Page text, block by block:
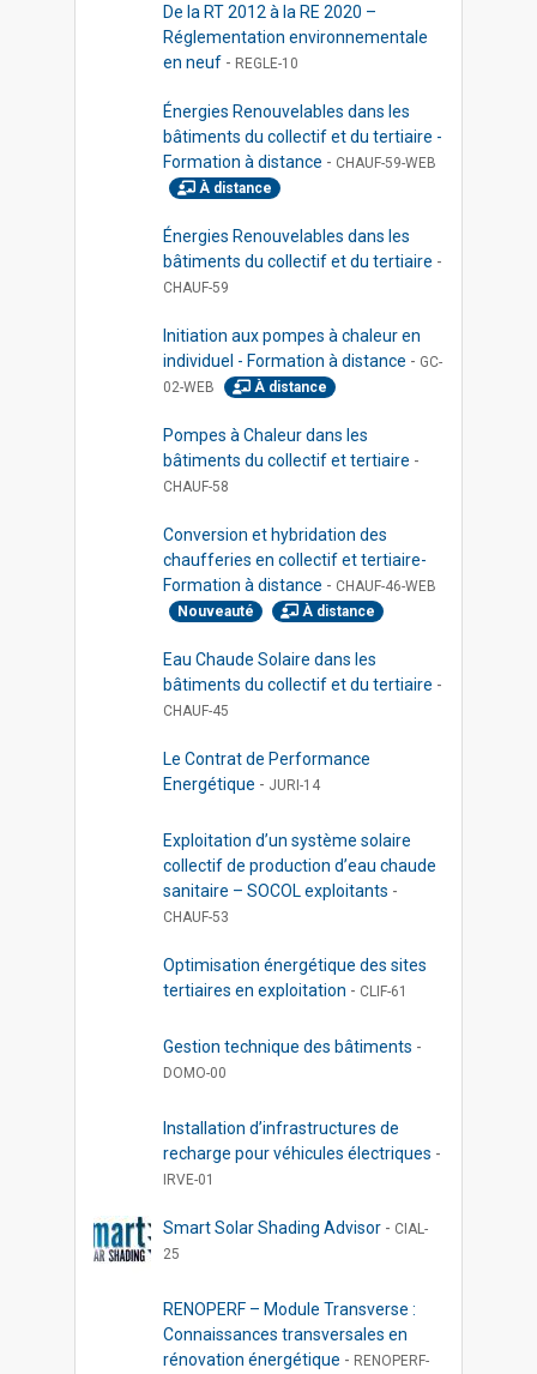
De la RT 2012 à la RE 2020 –
Réglementation environnementale
en neuf - REGLE-10
Énergies Renouvelables dans les
bâtiments du collectif et du tertiaire -
Formation à distance - CHAUF-59-WEB
À distance
Énergies Renouvelables dans les
bâtiments du collectif et du tertiaire -
CHAUF-59
Initiation aux pompes à chaleur en
individuel - Formation à distance - GC-
02-WEB
À distance
Pompes à Chaleur dans les
bâtiments du collectif et tertiaire -
CHAUF-58
Conversion et hybridation des
chaufferies en collectif et tertiaire-
Formation à distance - CHAUF-46-WEB
Nouveauté
À distance
Eau Chaude Solaire dans les
bâtiments du collectif et du tertiaire -
CHAUF-45
Le Contrat de Performance
Energétique - JURI-14
Exploitation d’un système solaire
collectif de production d’eau chaude
sanitaire – SOCOL exploitants -
CHAUF-53
Optimisation énergétique des sites
tertiaires en exploitation - CLIF-61
Gestion technique des bâtiments -
DOMO-00
Installation d’infrastructures de
recharge pour véhicules électriques -
IRVE-01
Smart Solar Shading Advisor - CIAL-
25
RENOPERF – Module Transverse :
Connaissances transversales en
rénovation énergétique - RENOPERF-